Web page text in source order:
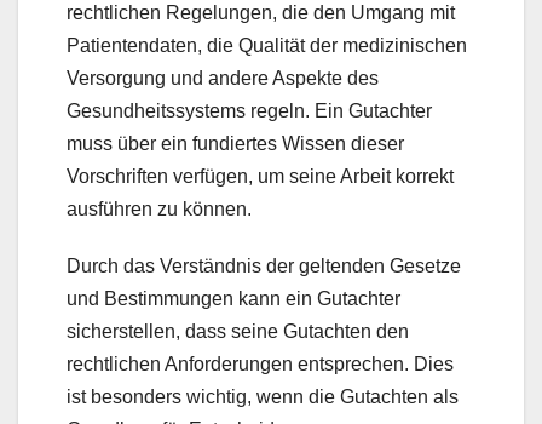
rechtlichen Regelungen, die den Umgang mit
Patientendaten, die Qualität der medizinischen
Versorgung und andere Aspekte des
Gesundheitssystems regeln. Ein Gutachter
muss über ein fundiertes Wissen dieser
Vorschriften verfügen, um seine Arbeit korrekt
ausführen zu können.
Durch das Verständnis der geltenden Gesetze
und Bestimmungen kann ein Gutachter
sicherstellen, dass seine Gutachten den
rechtlichen Anforderungen entsprechen. Dies
ist besonders wichtig, wenn die Gutachten als